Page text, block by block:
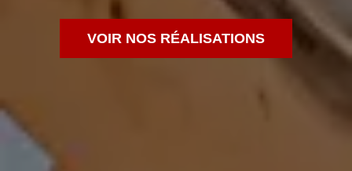
VOIR NOS RÉALISATIONS